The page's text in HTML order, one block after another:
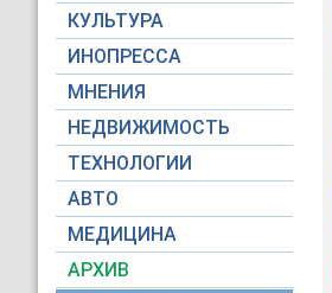
КУЛЬТУРА
ИНОПРЕССА
МНЕНИЯ
НЕДВИЖИМОСТЬ
ТЕХНОЛОГИИ
АВТО
МЕДИЦИНА
АРХИВ